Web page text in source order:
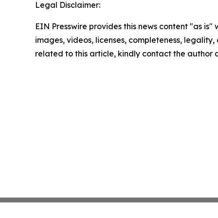
Legal Disclaimer:
EIN Presswire provides this news content "as
images, videos, licenses, completeness,
related to this article, kindly contact the author